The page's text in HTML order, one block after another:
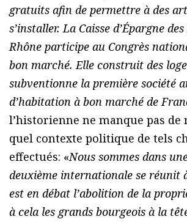
gratuits afin de permettre à des
s’installer. La Caisse d’Épargne
Rhône participe au Congrès
bon marché. Elle construit des
subventionne la première société
d’habitation à bon marché de
l’historienne ne manque pas de
quel contexte politique de tels
effectués: «Nous sommes dans
deuxième internationale se réunit
est en débat l’abolition de la
à cela les grands bourgeois à la